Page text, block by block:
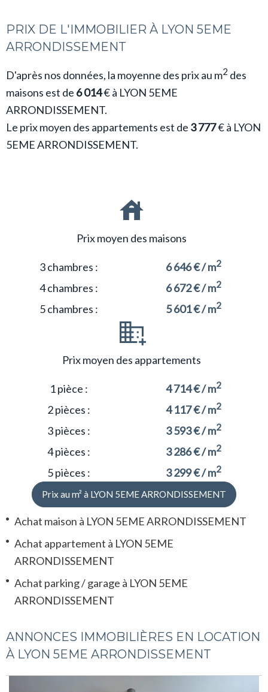
PRIX DE L'IMMOBILIER À LYON 5EME
ARRONDISSEMENT
D'après nos données, la moyenne des prix au m2 des
maisons est de 6 014€ à LYON 5EME
ARRONDISSEMENT.
Le prix moyen des appartements est de 3 777€ à LYON
5EME ARRONDISSEMENT.
Prix moyen des maisons
3 chambres : 6 646 € / m2
4 chambres : 6 672 € / m2
5 chambres : 5 601 € / m2
Prix moyen des appartements
1 pièce : 4 714 € / m2
2 pièces : 4 117 € / m2
3 pièces : 3 593 € / m2
4 pièces : 3 286 € / m2
5 pièces : 3 299 € / m2
Prix au m² à LYON 5EME ARRONDISSEMENT
Achat maison à LYON 5EME ARRONDISSEMENT
Achat appartement à LYON 5EME
ARRONDISSEMENT
Achat parking / garage à LYON 5EME
ARRONDISSEMENT
ANNONCES IMMOBILIÈRES EN LOCATION
À LYON 5EME ARRONDISSEMENT